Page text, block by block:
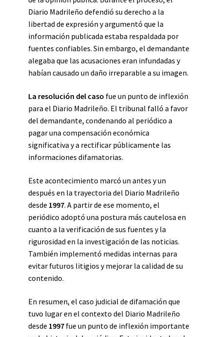
Diario Madrileño defendió su derecho a la
libertad de expresión y argumentó que la
información publicada estaba respaldada por
fuentes confiables. Sin embargo, el demandante
alegaba que las acusaciones eran infundadas y
habían causado un daño irreparable a su imagen.
La resolución del caso fue un punto de inflexión
para el Diario Madrileño. El tribunal falló a favor
del demandante, condenando al periódico a
pagar una compensación económica
significativa y a rectificar públicamente las
informaciones difamatorias.
Este acontecimiento marcó un antes y un
después en la trayectoria del Diario Madrileño
desde 1997. A partir de ese momento, el
periódico adoptó una postura más cautelosa en
cuanto a la verificación de sus fuentes y la
rigurosidad en la investigación de las noticias.
También implementó medidas internas para
evitar futuros litigios y mejorar la calidad de su
contenido.
En resumen, el caso judicial de difamación que
tuvo lugar en el contexto del Diario Madrileño
desde 1997 fue un punto de inflexión importante